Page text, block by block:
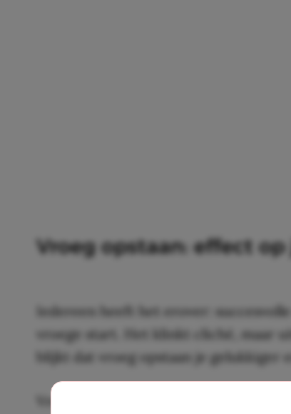
Vroeg opstaan: effect
Iedereen heeft het erover:
vroege start. Het klinkt cliché, maar
blijkt dat vroeg opstaan je gelukkiger